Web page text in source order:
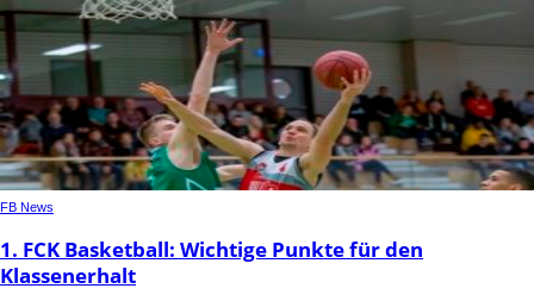
FB News
1. FCK Basketball: Wichtige Punkte für den
Klassenerhalt